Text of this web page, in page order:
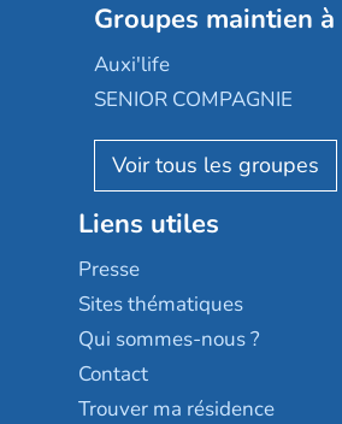
Les jardins d'Arcadie
Occitalia
Appartseniors
Reseda
Stella management
Les villages d'or
Sérénys
Résidences services Villa
Groupe SOS
Le Noble Âge
Almage
Résidalya
Groupe aplus
Groupes maintien
Auxi'life
SENIOR COMPAGNIE
AGE D'OR Services
Liens utiles
Presse
Sites thématiques
Qui sommes-nous ?
Contact
Trouver ma résidence